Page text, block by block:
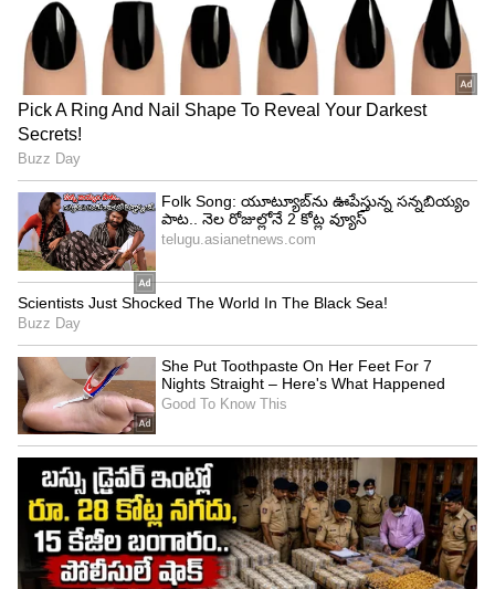
Roja Selvamani : రోజా లగ్జరీ కార్ల కలెక్షన్ చూస్తే షాక్
అవ్వాల్సిందే..! ఏఏ కార్లు, ఎన్ని ఉన్నాయో తెలుసా..?
Balakrishna: బాలయ్య జాతకంలో అతి పెద్ద గండం,
ఆదివారం ఆయన అస్సలు చేయకూడని పని ఏదో
తెలుసా?
3
6
Image Credit :Asianet News
దృశ్యం 3 మూవీ విశ్లేషణ
దృశ్యం సినిమా తన ఫ్యామిలీని కాపాడుకునేందుకు హీరో
చేసే పోరాటమే ఈ చిత్రం. తన తెలివితో, ఎత్తులకు పై
ఎత్తులు వేయడమే సినిమా. గత రెండు చిత్రాల మంచి
ఆదరణ పొందాయి. ఇప్పుడు మూడో పార్ట్ కూడా అదే